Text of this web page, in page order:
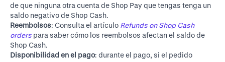
de que ninguna otra cuenta de Shop Pay que tengas tenga un
saldo negativo de Shop Cash.
Reembolsos: Consulta el artículo Refunds on Shop Cash
orders para saber cómo los reembolsos afectan el saldo de
Shop Cash.
Disponibilidad en el pago: durante el pago, si el pedido